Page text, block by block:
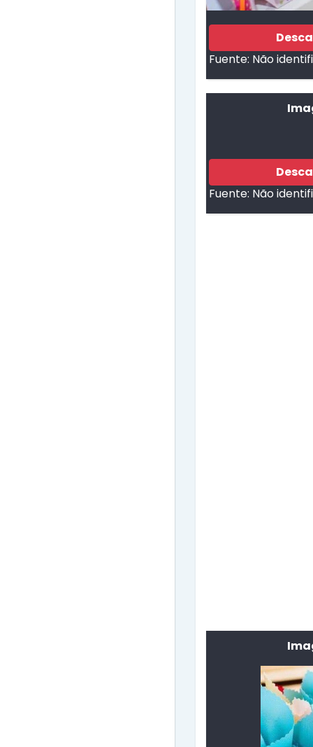
Fuente: Não
Fuente: Não